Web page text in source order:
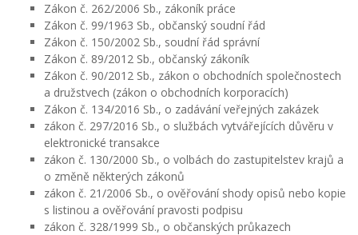
Zákon č. 262/2006 Sb., zákoník práce
Zákon č. 99/1963 Sb., občanský soudní řád
Zákon č. 150/2002 Sb., soudní řád správní
Zákon č. 89/2012 Sb., občanský zákoník
Zákon č. 90/2012 Sb., zákon o obchodních společnostech
a družstvech (zákon o obchodních korporacích)
Zákon č. 134/2016 Sb., o zadávání veřejných zakázek
zákon č. 297/2016 Sb., o službách vytvářejících důvěru v
elektronické transakce
zákon č. 130/2000 Sb., o volbách do zastupitelstev krajů a
o změně některých zákonů
zákon č. 21/2006 Sb., o ověřování shody opisů nebo kopie
s listinou a ověřování pravosti podpisu
zákon č. 328/1999 Sb., o občanských průkazech